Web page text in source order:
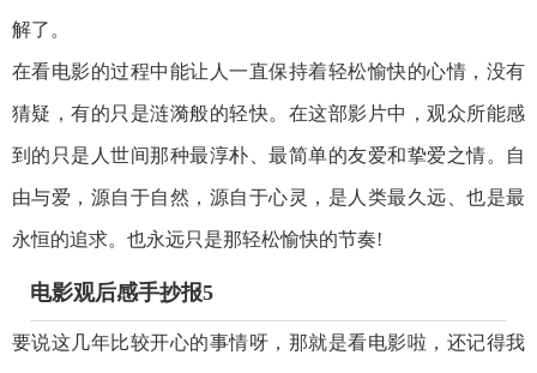
解了。
在看电影的过程中能让人一直保持着轻松愉快的心情，没有
猜疑，有的只是涟漪般的轻快。在这部影片中，观众所能感
到的只是人世间那种最淳朴、最简单的友爱和挚爱之情。自
由与爱，源自于自然，源自于心灵，是人类最久远、也是最
永恒的追求。也永远只是那轻松愉快的节奏!
电影观后感手抄报5
要说这几年比较开心的事情呀，那就是看电影啦，还记得我